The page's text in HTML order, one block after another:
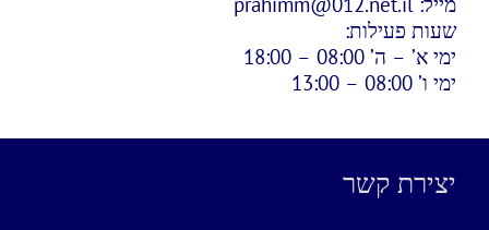
שעות פעילות:
ימי א’ – ה’ 08:00 – 18:00
ימי ו’ 08:00 – 13:00
יצירת קשר